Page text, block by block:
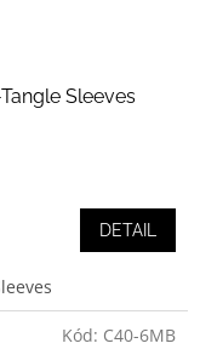
Sleeves
DETAIL
Kód: C40-6MB